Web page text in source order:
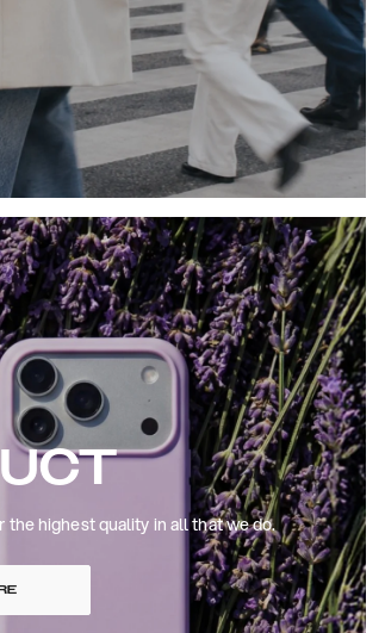
the highest quality in all that we do.